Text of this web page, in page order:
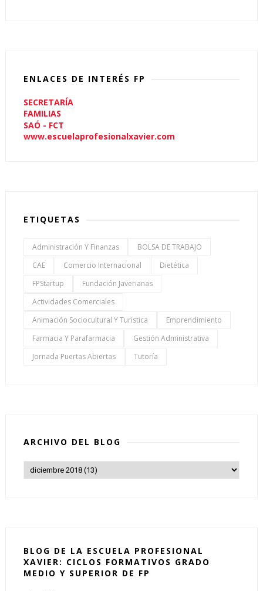
ENLACES DE INTERÉS FP
SECRETARÍA
FAMILIAS
SAÓ - FCT
www.escuelaprofesionalxavier.com
ETIQUETAS
Administración Y Finanzas
BOLSA DE TRABAJO
CAE
Comercio Internacional
Dietética
FPStartup
Fundación Javerianas
Actividades Comerciales
Animación Sociocultural Y Turística
Emprendimiento
Farmacia Y Parafarmacia
Gestión Administrativa
Jornada Puertas Abiertas
Tutoría
ARCHIVO DEL BLOG
BLOG DE LA ESCUELA PROFESIONAL
XAVIER: CICLOS FORMATIVOS GRADO
MEDIO Y SUPERIOR DE FP